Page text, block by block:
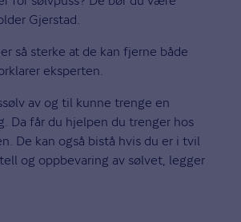
Gjerstad.
så sterke at de kan fjerne både
eksperten.
av og til kunne trenge en
Da får du hjelpen du trenger hos
De kan også bistå hvis du er i tvil
og oppbevaring av sølvet, legger